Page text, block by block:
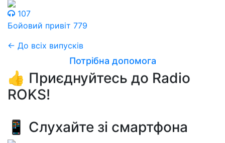
107
Бойовий привіт 779
← До всіх випусків
Потрібна допомога
👍 Приєднуйтесь до Radio
ROKS!
📱 Слухайте зі смартфона